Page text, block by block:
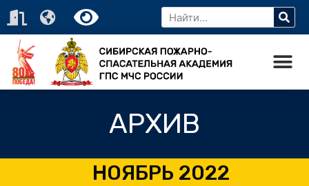
АРХИВ
НОЯБРЬ 2022